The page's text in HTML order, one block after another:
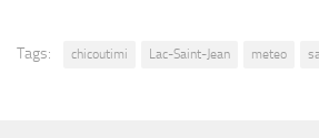
Tags: chicoutimi Lac-Saint-Jean meteo